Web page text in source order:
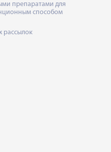
препаратами для
способом
рассылок